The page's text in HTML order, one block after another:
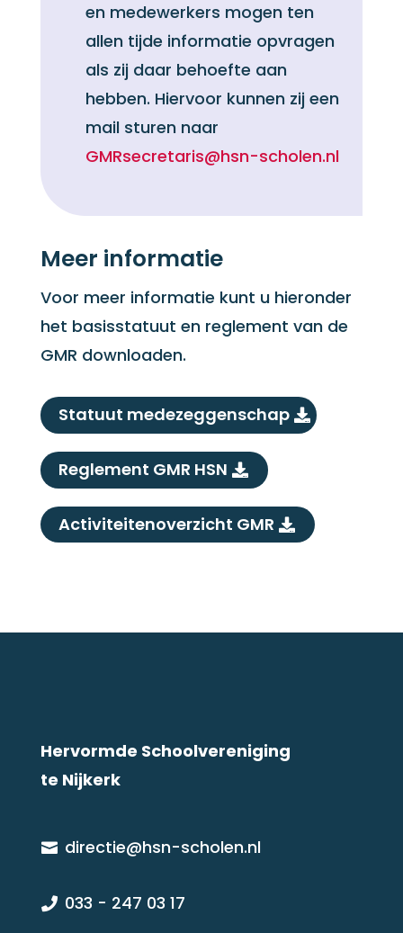
en medewerkers mogen ten
allen tijde informatie opvragen
als zij daar behoefte aan
hebben. Hiervoor kunnen zij een
mail sturen naar
GMRsecretaris@hsn-scholen.nl
Meer informatie
Voor meer informatie kunt u hieronder
het basisstatuut en reglement van de
GMR downloaden.
Statuut medezeggenschap
Reglement GMR HSN
Activiteitenoverzicht GMR
Hervormde Schoolvereniging
te Nijkerk
 directie@hsn-scholen.nl
 033 - 247 03 17